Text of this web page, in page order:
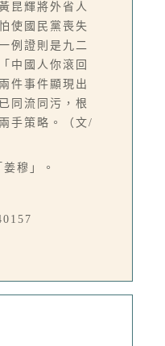
昆輝將外省人
使國民黨喪失
例證則是九二
中國人你滾回
件事件顯現出
同流同污，根
手策略。（文/
穆」。